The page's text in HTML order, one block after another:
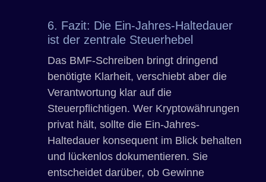
6. Fazit: Die Ein-Jahres-Haltedauer
ist der zentrale Steuerhebel
Das BMF-Schreiben bringt dringend
benötigte Klarheit, verschiebt aber die
Verantwortung klar auf die
Steuerpflichtigen. Wer Kryptowährungen
privat hält, sollte die Ein-Jahres-
Haltedauer konsequent im Blick behalten
und lückenlos dokumentieren. Sie
entscheidet darüber, ob Gewinne